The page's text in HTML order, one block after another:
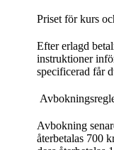
Priset för kurs
Efter erlagd
instruktioner
specificerad får
Avbokning
återbetalas 700